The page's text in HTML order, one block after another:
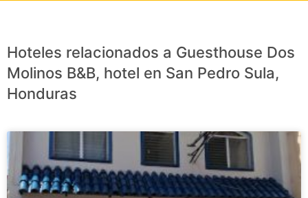
Hoteles relacionados a Guesthouse Dos
Molinos B&B, hotel en San Pedro Sula,
Honduras